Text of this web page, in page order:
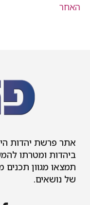
האחר
אתר פרשת יהדות
ביהדות ומטרתו
תמצאו מגוון
של נושאים.